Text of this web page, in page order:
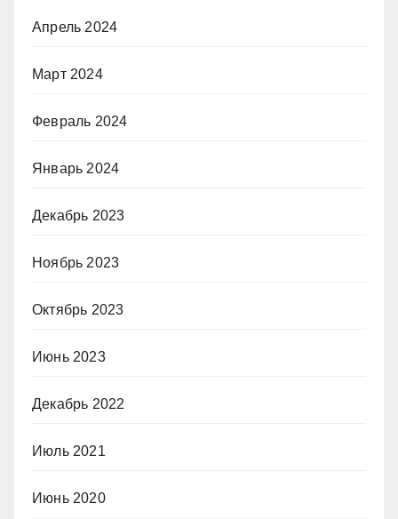
Апрель 2024
Март 2024
Февраль 2024
Январь 2024
Декабрь 2023
Ноябрь 2023
Октябрь 2023
Июнь 2023
Декабрь 2022
Июль 2021
Июнь 2020